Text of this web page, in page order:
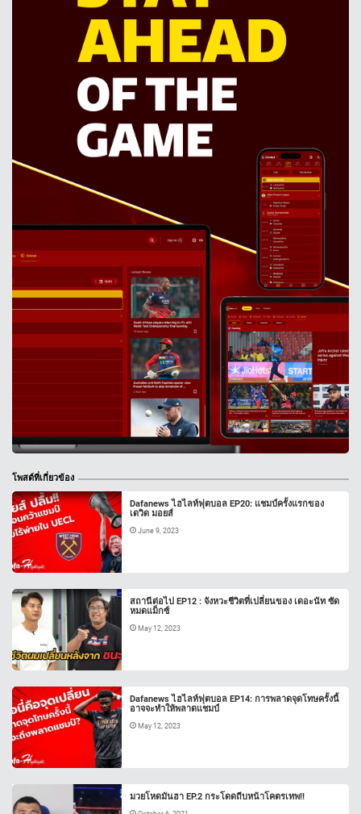
โพสต์ที่เกี่ยวข้อง
Dafanews ไฮไลท์ฟุตบอล EP20: แชมป์ครั้งแรกของ
เดวิด มอยส์
June 9, 2023
สถานีต่อไป EP12 : จังหวะชีวิตที่เปลี่ยนของ เดอะนัท ซัด
หมดแม็กซ์
May 12, 2023
Dafanews ไฮไลท์ฟุตบอล EP14: การพลาดจุดโทษครั้งนี้
อาจจะทำให้พลาดแชมป์
May 12, 2023
มวยโหดมันฮา EP.2 กระโดดถีบหน้าโคตรเทพ!!